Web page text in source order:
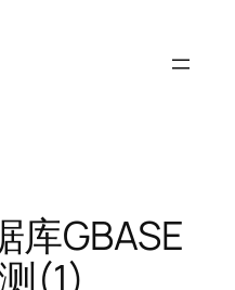
库GBASE
(1)